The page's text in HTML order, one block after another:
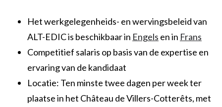
Het werkgelegenheids- en wervingsbeleid van
ALT-EDIC is beschikbaar in Engels en in Frans
Competitief salaris op basis van de expertise en
ervaring van de kandidaat
Locatie: Ten minste twee dagen per week ter
plaatse in het Château de Villers-Cotterêts, met